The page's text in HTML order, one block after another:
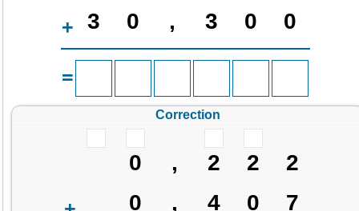
+ 3 0 , 3 0 0
=
Correction
0 , 2 2 2
0 , 4 0 7